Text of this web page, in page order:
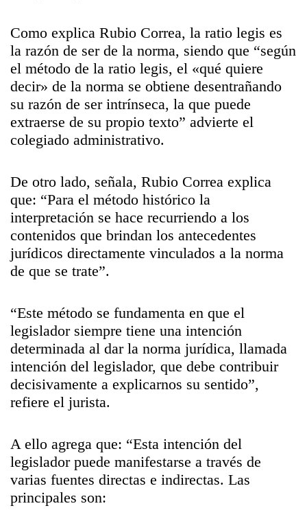
Como explica Rubio Correa, la ratio legis es
la razón de ser de la norma, siendo que “según
el método de la ratio legis, el «qué quiere
decir» de la norma se obtiene desentrañando
su razón de ser intrínseca, la que puede
extraerse de su propio texto” advierte el
colegiado administrativo.
De otro lado, señala, Rubio Correa explica
que: “Para el método histórico la
interpretación se hace recurriendo a los
contenidos que brindan los antecedentes
jurídicos directamente vinculados a la norma
de que se trate”.
“Este método se fundamenta en que el
legislador siempre tiene una intención
determinada al dar la norma jurídica, llamada
intención del legislador, que debe contribuir
decisivamente a explicarnos su sentido”,
refiere el jurista.
A ello agrega que: “Esta intención del
legislador puede manifestarse a través de
varias fuentes directas e indirectas. Las
principales son: